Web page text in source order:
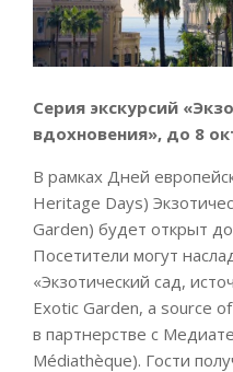
Серия экскурсий
вдохновения», до 8
В рамках Дней
Heritage Days)
Garden) будет открыт
Посетители могут
«Экзотический сад,
Exotic Garden, a source
в партнерстве с
Médiathèque). Гости